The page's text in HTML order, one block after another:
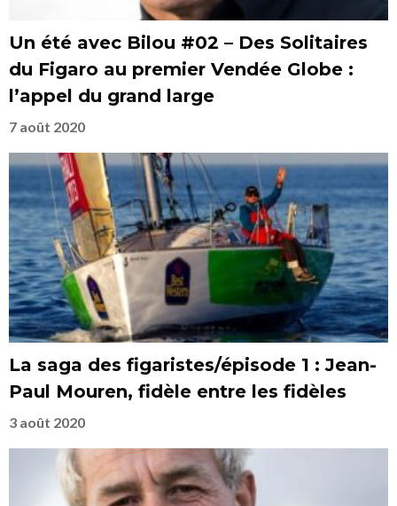
Un été avec Bilou #02 – Des Solitaires
du Figaro au premier Vendée Globe :
l’appel du grand large
7 août 2020
La saga des figaristes/épisode 1 : Jean-
Paul Mouren, fidèle entre les fidèles
3 août 2020